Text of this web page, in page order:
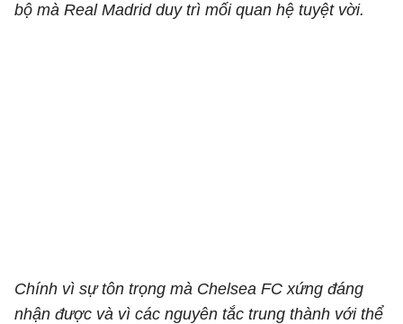
bộ mà Real Madrid duy trì mối quan hệ tuyệt vời.
Chính vì sự tôn trọng mà Chelsea FC xứng đáng
nhận được và vì các nguyên tắc trung thành với thể